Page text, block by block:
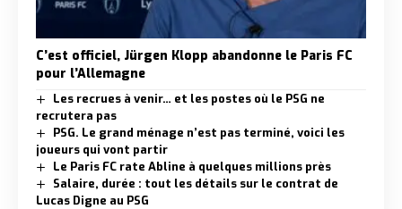
C’est officiel, Jürgen Klopp abandonne le Paris FC
pour l’Allemagne
Les recrues à venir… et les postes où le PSG ne
recrutera pas
PSG. Le grand ménage n’est pas terminé, voici les
joueurs qui vont partir
Le Paris FC rate Abline à quelques millions près
Salaire, durée : tout les détails sur le contrat de
Lucas Digne au PSG